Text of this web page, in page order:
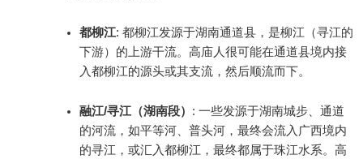
都柳江: 都柳江发源于湖南通道县，是柳江（寻江的
下游）的上游干流。高庙人很可能在通道县境内接
入都柳江的源头或其支流，然后顺流而下。
融江/寻江（湖南段） : 一些发源于湖南城步、通道
的河流，如平等河、普头河，最终会流入广西境内
的寻江，或汇入都柳江，最终都属于珠江水系。高